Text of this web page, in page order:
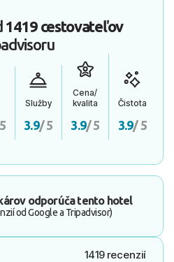
1419 cestovateľov
Služby
3.9/ 5
Cena/
kvalita
3.9/ 5
Čistota
3.9/ 5
odporúča tento hotel
od Google a Tripadvisor)
1419 recenzií